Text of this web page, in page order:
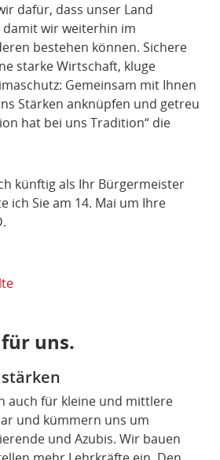
dafür, dass unser Land
wir weiterhin im
bestehen können. Sichere
starke Wirtschaft, kluge
Gemeinsam mit Ihnen
Stärken anknüpfen und getreu
hat bei uns Tradition“ die
künftig als Ihr Bürgermeister
ich Sie am 14. Mai um Ihre
uns.
auch für kleine und mittlere
und kümmern uns um
und Azubis. Wir bauen